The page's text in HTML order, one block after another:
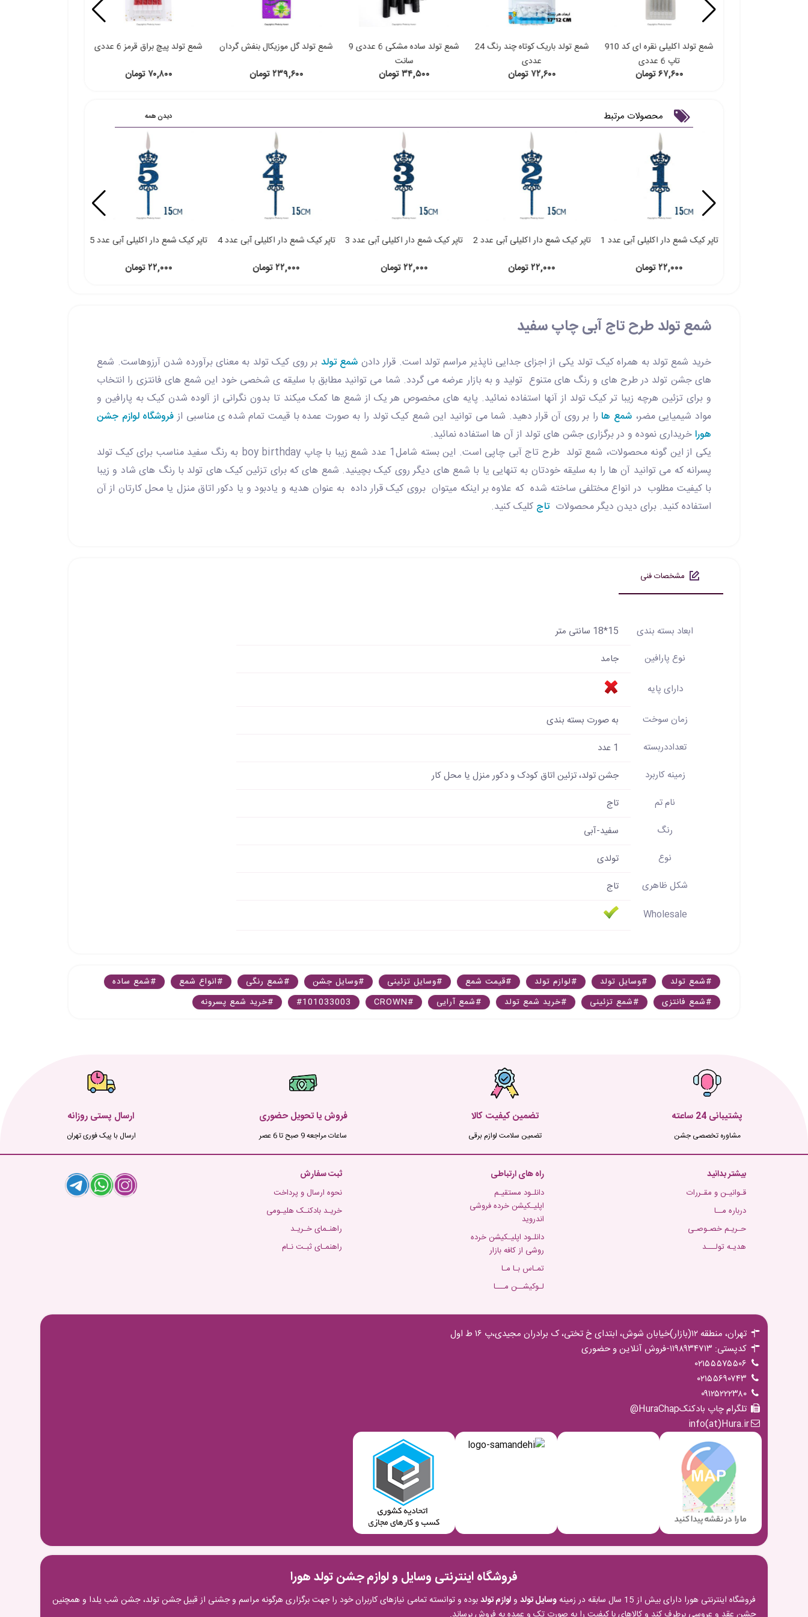
شمع تولد اکلیلی نقره ای کد 910
تاپ 6 عددی
۶۷,۶۰۰ تومان
شمع تولد باریک کوتاه چند رنگ 24
عددی
۷۲,۶۰۰ تومان
شمع تولد ساده مشکی 6 عددی 9
سانت
۳۴,۵۰۰ تومان
شمع تولد گل موزیکال بنفش گردان
۲۳۹,۶۰۰ تومان
شمع تولد پیچ براق قرمز 6 عددی
۷۰,۸۰۰ تومان
محصولات مرتبط دیدن همه
تاپر کیک شمع دار اکلیلی آبی عدد 1
۲۲,۰۰۰ تومان
تاپر کیک شمع دار اکلیلی آبی عدد 2
۲۲,۰۰۰ تومان
تاپر کیک شمع دار اکلیلی آبی عدد 3
۲۲,۰۰۰ تومان
تاپر کیک شمع دار اکلیلی آبی عدد 4
۲۲,۰۰۰ تومان
تاپر کیک شمع دار اکلیلی آبی عدد 5
۲۲,۰۰۰ تومان
شمع تولد طرح تاج آبی چاپ سفید
خرید شمع تولد به همراه کیک تولد یکی از اجزای جدایی ناپذیر مراسم تولد است. قرار دادن شمع تولد بر روی کیک تولد به معنای برآورده شدن آرزوهاست. شمع
های جشن تولد در طرح های و رنگ های متنوع تولید و به بازار عرضه می گردد. شما می توانید مطابق با سلیقه ی شخصی خود این شمع های فانتزی را انتخاب
و برای تزئین هرچه زیبا تر کیک تولد از آنها استفاده نمائید. پایه های مخصوص هر یک از شمع ها کمک میکند تا بدون نگرانی از آلوده شدن کیک به پارافین و
مواد شیمیایی مضر، شمع ها را بر روی آن قرار دهید. شما می توانید این شمع کیک تولد را به صورت عمده با قیمت تمام شده ی مناسبی ازفروشگاه لوازم جشن
هوراخریداری نموده و در برگزاری جشن های تولد از آن ها استفاده نمائید.
یکی از این گونه محصولات، شمع تولد طرح تاج آبی چاپی است. این بسته شامل1 عدد شمع زیبا با چاپ boy birthday به رنگ سفید مناسب برای کیک تولد
پسرانه که می توانید آن ها را به سلیقه خودتان به تنهایی یا با شمع های دیگر روی کیک بچینید. شمع های که برای تزئین کیک های تولد با رنگ های شاد و زیبا
با کیفیت مطلوب در انواع مختلفی ساخته شده که علاوه بر اینکه میتوان بروی کیک قرار داده به عنوان هدیه و یادبود و یا دکور اتاق منزل یا محل کارتان از آن
استفاده کنید. برای دیدن دیگر محصولاتتاج کلیک کنید.
مشخصات فنی
ابعاد بسته بندی
15*18 سانتی متر
نوع پارافین
جامد
دارای پایه
زمان سوخت
به صورت بسته بندی
تعداددربسته
1 عدد
زمینه کاربرد
جشن تولد، تزئین اتاق کودک و دکور منزل یا محل کار
نام تم
تاج
رنگ
سفید-آبی
نوع
تولدی
شکل ظاهری
تاج
Wholesale
#شمع تولد #وسایل تولد #لوازم تولد #قیمت شمع #وسایل تزئینی #وسایل جشن #شمع رنگی #انواع شمع
#شمع ساده
#شمع فانتزی
#شمع تزئینی #خرید شمع تولد #شمع آرایی #CROWN
#101033003 #خرید شمع پسرونه
پشتیبانی 24 ساعته
مشاوره تخصصی جشن
تضمین کیفیت کالا
تضمین سلامت لوازم برقی
فروش یا تحویل حضوری
ساعات مراجعه 9 صبح تا 6 عصر
ارسال پستی روزانه
ارسال با پیک فوری تهران
بیشتر بدانید
قـوانیـن و مقـررات
درباره مــا
حـریـم خصـوصـی
هدیـه تولـــد
راه های ارتباطی
دانلـود مستقیـم
اپلیـکیشن خرده فروشی
اندروید
دانلـود اپلیـکیشن خرده
روشی از کافه بازار
تمـاس بـا مـا
لـوکیشــن مـــا
ثبت سفارش
نحوه ارسال و پرداخت
خریـد بادکنـک هلیـومی
راهنـمای خـریـد
راهنمـای ثبـت نـام
تهران، منطقه ۱۲(بازار)خیابان شوش، ابتدای خ تختی، ک برادران مجیدی،پ ۱۶ ط اول
کدپستی: ۱۱۹۸۹۳۴۷۱۳-فروش آنلاین و حضوری
۰۲۱۵۵۵۷۵۵۰۶
۰۲۱۵۵۶۹۰۷۴۳
۰۹۱۲۵۲۲۲۳۸۰
تلگرام چاپ بادکنکHuraChap@
info(at)Hura.ir
فروشگاه اینترنتی وسایل و لوازم جشن تولد هورا
فروشگاه اینترنتی هورا دارای بیش از 15 سال سابقه در زمینه وسایل تولد ولوازم تولدبوده و توانسته تمامی نیازهای کاربران خود را جهت برگزاری هرگونه مراسم و جشنی از قبیل جشن تولد، جشن شب یلدا و همچنین